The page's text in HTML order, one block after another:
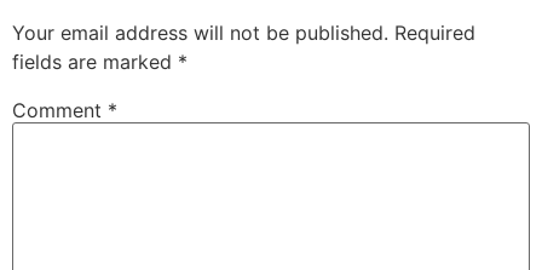
Your email address will not be published. Required
fields are marked *
Comment *